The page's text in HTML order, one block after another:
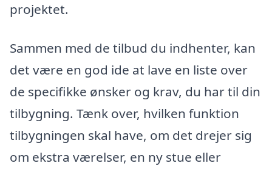
projektet.
Sammen med de tilbud du indhenter, kan
det være en god ide at lave en liste over
de specifikke ønsker og krav, du har til din
tilbygning. Tænk over, hvilken funktion
tilbygningen skal have, om det drejer sig
om ekstra værelser, en ny stue eller